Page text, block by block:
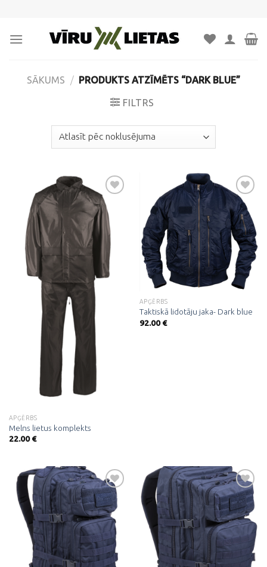
content
SĀKUMS / PRODUKTS ATZĪMĒTS “DARK BLUE”
FILTRS
Pievienot
vēlmju
sarakstam
APĢĒRBS
Melns lietus komplekts
22.00€
Pievienot
vēlmju
sarakstam
APĢĒRBS
Taktiskā lidotāju jaka- Dark blue
92.00€
Pievienot
vēlmju
sarakstam
Pievienot
vēlmju
sarakstam